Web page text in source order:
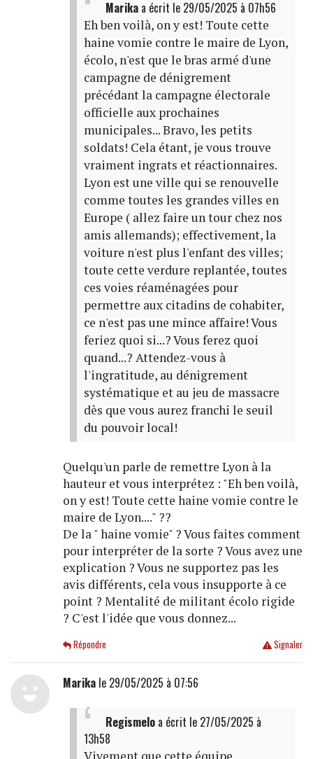
Marikaa écrit le 29/05/2025 à 07h56
Eh ben voilà, on y est! Toute cette
haine vomie contre le maire de Lyon,
écolo, n'est que le bras armé d'une
campagne de dénigrement
précédant la campagne électorale
officielle aux prochaines
municipales... Bravo, les petits
soldats! Cela étant, je vous trouve
vraiment ingrats et réactionnaires.
Lyon est une ville qui se renouvelle
comme toutes les grandes villes en
Europe ( allez faire un tour chez nos
amis allemands); effectivement, la
voiture n'est plus l'enfant des villes;
toute cette verdure replantée, toutes
ces voies réaménagées pour
permettre aux citadins de cohabiter,
ce n'est pas une mince affaire! Vous
feriez quoi si...? Vous ferez quoi
quand...? Attendez-vous à
l'ingratitude, au dénigrement
systématique et au jeu de massacre
dès que vous aurez franchi le seuil
du pouvoir local!
Quelqu'un parle de remettre Lyon à la
hauteur et vous interprétez : "Eh ben voilà,
on y est! Toute cette haine vomie contre le
maire de Lyon...." ??
De la " haine vomie" ? Vous faites comment
pour interpréter de la sorte ? Vous avez une
explication ? Vous ne supportez pas les
avis différents, cela vous insupporte à ce
point ? Mentalité de militant écolo rigide
? C'est l'idée que vous donnez...
Signaler
Répondre
Marikale 29/05/2025 à 07:56
Regismeloa écrit le 27/05/2025 à
13h58